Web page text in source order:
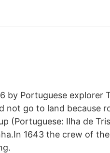
by Portuguese explorer
not go to land because
(Portuguese: Ilha de
1643 the crew of